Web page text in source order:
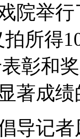
院举
所得
彰和
著成
记者